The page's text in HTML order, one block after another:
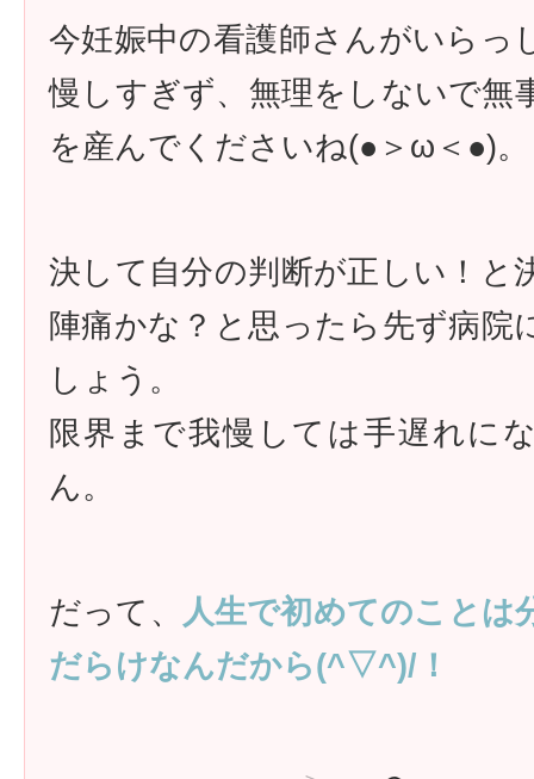
今妊娠中の看護師さんがいらっ
慢しすぎず、無理をしないで無
を産んでくださいね(●＞ω＜●)。
決して自分の判断が正しい！と
陣痛かな？と思ったら先ず病院
しょう。
限界まで我慢しては手遅れに
ん。
だって、
人生で初めてのことは
だらけなんだから(^▽^)/！